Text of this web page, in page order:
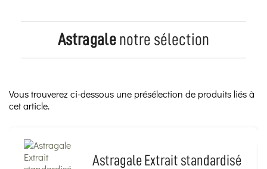
Astragalenotre sélection
Vous trouverez ci-dessous une présélection de produits liés à
cet article.
Astragale Extrait standardisé